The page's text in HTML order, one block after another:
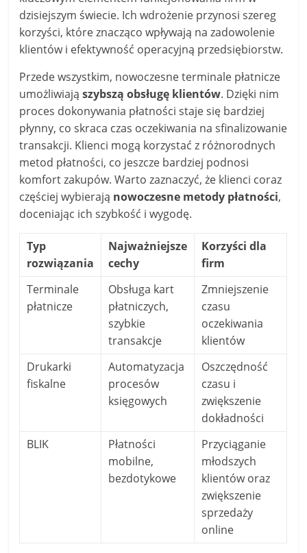
dzisiejszym świecie. Ich wdrożenie przynosi szereg
korzyści, które znacząco wpływają na zadowolenie
klientów i efektywność operacyjną przedsiębiorstw.
Przede wszystkim, nowoczesne terminale płatnicze
umożliwiająszybszą obsługę klientów. Dzięki nim
proces dokonywania płatności staje się bardziej
płynny, co skraca czas oczekiwania na sfinalizowanie
transakcji. Klienci mogą korzystać z różnorodnych
metod płatności, co jeszcze bardziej podnosi
komfort zakupów. Warto zaznaczyć, że klienci coraz
częściej wybierają nowoczesne metody płatności,
doceniając ich szybkość i wygodę.
Typ
rozwiązania
Najważniejsze
cechy
Korzyści dla
firm
Terminale
płatnicze
Obsługa kart
płatniczych,
szybkie
transakcje
Zmniejszenie
czasu
oczekiwania
klientów
Drukarki
fiskalne
Automatyzacja
procesów
księgowych
Oszczędność
czasu i
zwiększenie
dokładności
BLIK
Płatności
mobilne,
bezdotykowe
Przyciąganie
młodszych
klientów oraz
zwiększenie
sprzedaży
online